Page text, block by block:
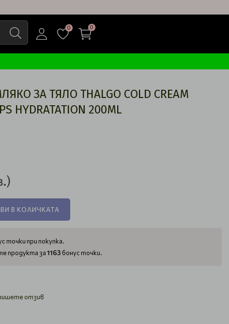
0 0
ЗА ТЯЛО THALGO COLD CREAM
HYDRATATION 200ML
В КОЛИЧКАТА
точки при покупка.
продукта за1163 бонус точки.
отзив